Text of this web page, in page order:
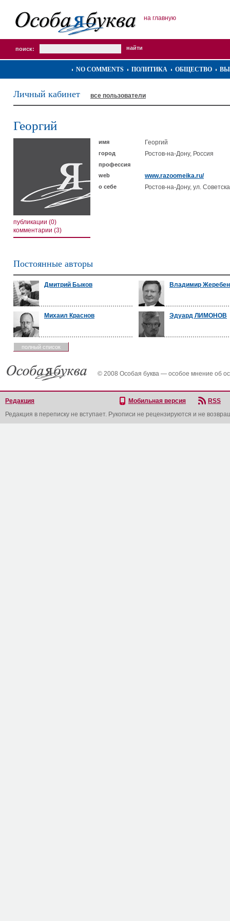
на главную
поиск:
NO COMMENTS ПОЛИТИКА ОБЩЕСТВО
Личный кабинет все пользователи
Георгий
публикации (0)
комментарии (3)
имя Георгий
город Ростов-на-Дону, Россия
профессия
web
www.razoomeika.ru/
о себе Ростов-на-Дону, ул.
Постоянные авторы
Дмитрий Быков Владимир
Михаил Краснов Эдуард ЛИМОНОВ
полный список
© 2008 Особая буква — особое мнение об
Редакция Мобильная версия
RSS
Редакция в переписку не вступает. Рукописи не рецензируются и не